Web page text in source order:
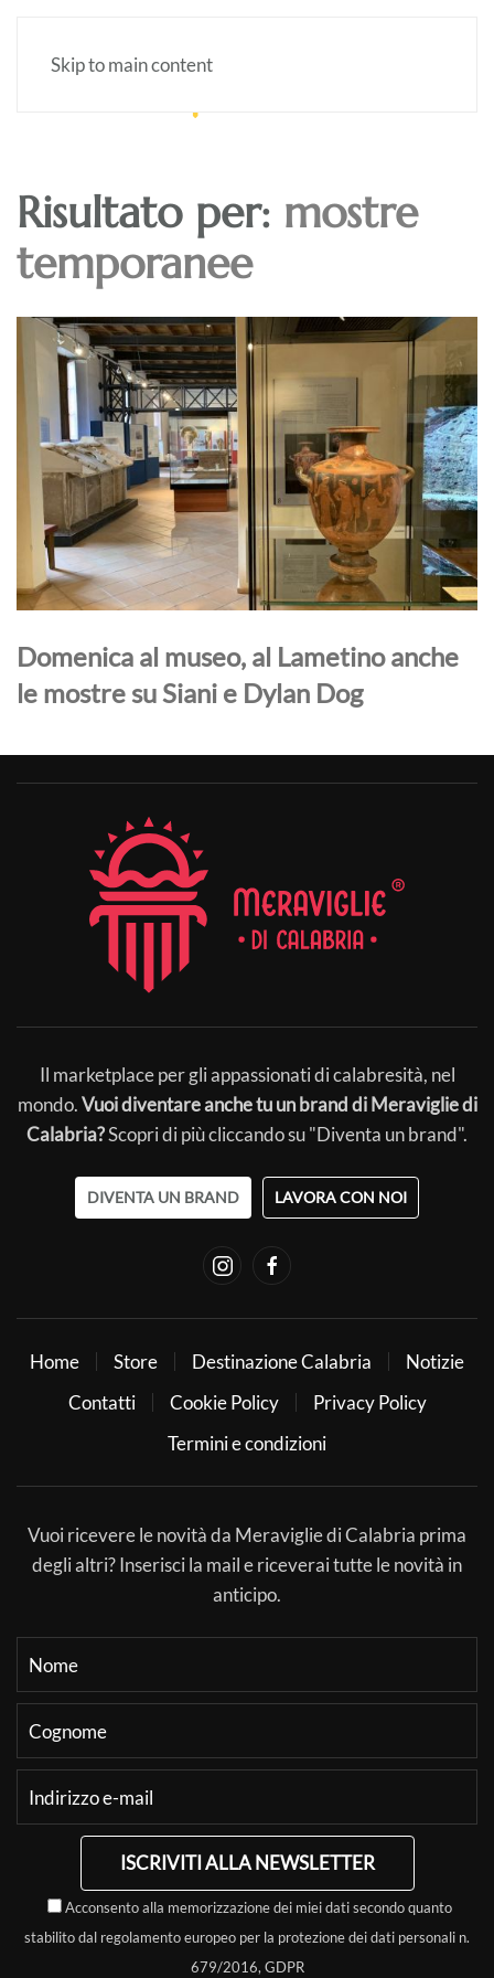
Skip to main content
Risultato per: mostre
temporanee
Domenica al museo, al Lametino anche
le mostre su Siani e Dylan Dog
Il marketplace per gli appassionati di calabresità, nel
mondo.Vuoi diventare anche tu un brand di Meraviglie di
Calabria?Scopri di più cliccando su "Diventa un brand".
DIVENTA UN BRAND LAVORA CON NOI
Home Store Destinazione Calabria
Notizie
Contatti
Cookie Policy
Privacy Policy
Termini e condizioni
Vuoi ricevere le novità da Meraviglie di Calabria prima
degli altri? Inserisci la mail e riceverai tutte le novità in
anticipo.
ISCRIVITI ALLA NEWSLETTER
Acconsento alla memorizzazione dei miei dati secondo quanto
stabilito dal regolamento europeo per la protezione dei dati personali n.
679/2016, GDPR